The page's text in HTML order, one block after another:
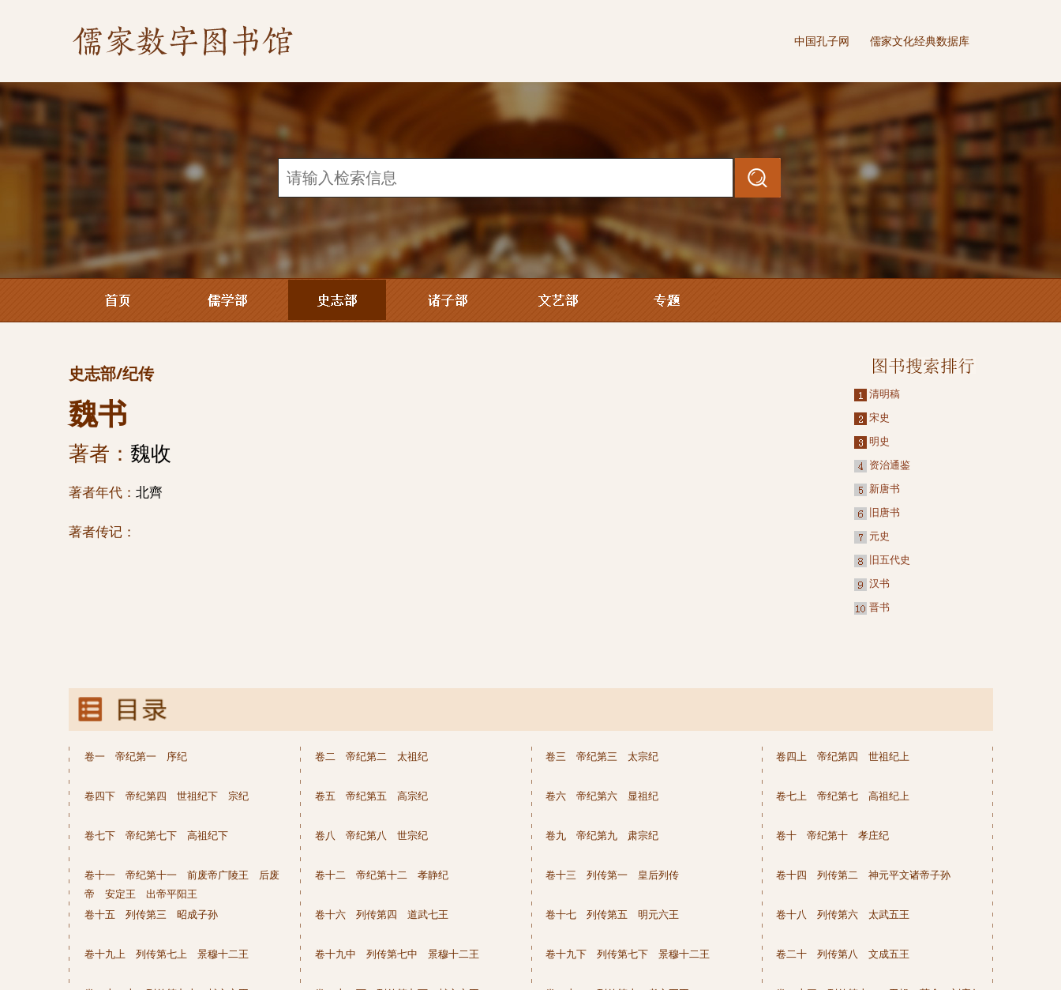
中国孔子网 儒家文化经典数据库
史志部/纪传
魏书
著者： 魏收
著者年代： 北齊
著者传记：
清明稿
宋史
明史
资治通鉴
新唐书
旧唐书
元史
旧五代史
汉书
晋书
卷一 帝纪第一 序纪 卷二 帝纪第二 太祖纪 卷三 帝纪第三 太宗纪 卷四上 帝纪第四 世祖纪上
卷四下 帝纪第四 世祖纪下 宗纪 卷五 帝纪第五 高宗纪 卷六 帝纪第六 显祖纪 卷七上 帝纪第七 高祖纪上
卷七下 帝纪第七下 高祖纪下 卷八 帝纪第八 世宗纪 卷九 帝纪第九 肃宗纪 卷十 帝纪第十 孝庄纪
卷十一 帝纪第十一 前废帝广陵王 后废
帝 安定王 出帝平阳王
卷十二 帝纪第十二 孝静纪 卷十三 列传第一 皇后列传 卷十四 列传第二 神元平文诸帝子孙
卷十五 列传第三 昭成子孙 卷十六 列传第四 道武七王 卷十七 列传第五 明元六王 卷十八 列传第六 太武五王
卷十九上 列传第七上 景穆十二王 卷十九中 列传第七中 景穆十二王 卷十九下 列传第七下 景穆十二王 卷二十 列传第八 文成五王